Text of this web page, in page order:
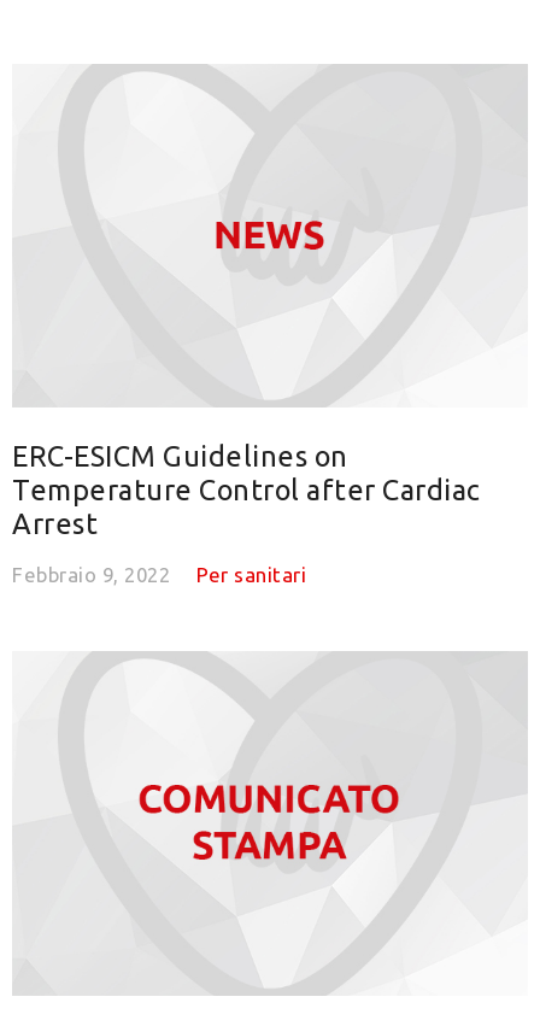
ERC-ESICM Guidelines on
Temperature Control after Cardiac
Arrest
Febbraio 9, 2022 Per sanitari